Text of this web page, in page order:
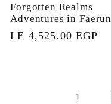
Forgotten Realms
Adventures in Faerun
السعر
LE 4,525.00 EGP
1